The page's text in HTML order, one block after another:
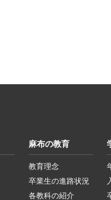
麻布の教育
教育理念
卒業生の進路状況
各教科の紹介